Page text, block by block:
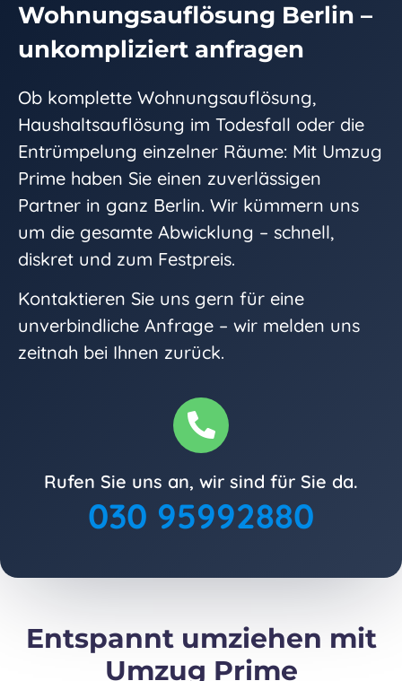
Wohnungsauflösung Berlin –
unkompliziert anfragen
Ob komplette Wohnungsauflösung,
Haushaltsauflösung im Todesfall oder die
Entrümpelung einzelner Räume: Mit Umzug
Prime haben Sie einen zuverlässigen
Partner in ganz Berlin. Wir kümmern uns
um die gesamte Abwicklung – schnell,
diskret und zum Festpreis.
Kontaktieren Sie uns gern für eine
unverbindliche Anfrage – wir melden uns
zeitnah bei Ihnen zurück.
Rufen Sie uns an, wir sind für Sie da.
030 95992880
Entspannt umziehen mit
Umzug Prime